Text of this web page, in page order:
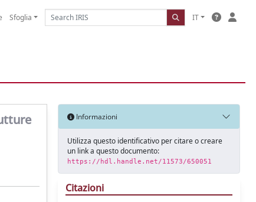
Sfoglia IT
Informazioni
Utilizza questo identificativo per citare o creare
un link a questo documento:
https://hdl.handle.net/11573/650051
Citazioni